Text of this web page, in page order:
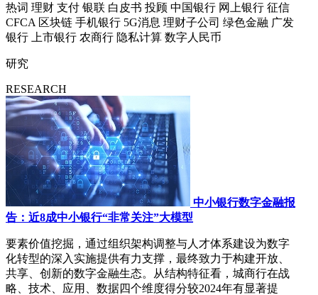
热词 理财 支付 银联 白皮书 投顾 中国银行 网上银行 征信
CFCA 区块链 手机银行 5G消息 理财子公司 绿色金融 广发
银行
上市银行 农商行 隐私计算 数字人民币
研究
RESEARCH
中小银行数字金融报
告：近8成中小银行“非常关注”大模型
要素价值挖掘，通过组织架构调整与人才体系建设为数字
化转型的深入实施提供有力支撑，最终致力于构建开放、
共享、创新的数字金融生态。从结构特征看，城商行在战
略、技术、应用、数据四个维度得分较2024年有显著提